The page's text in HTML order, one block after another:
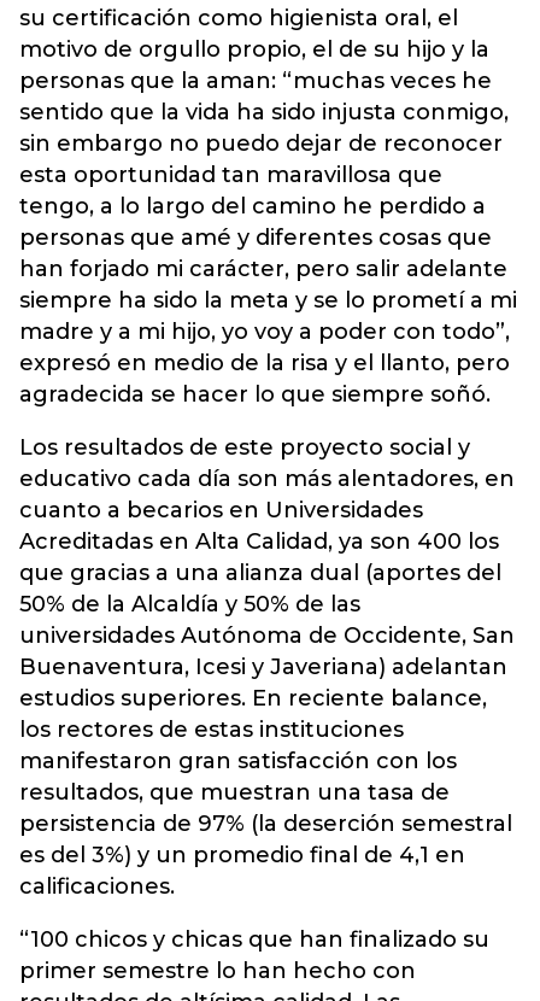
su certificación como higienista oral, el
motivo de orgullo propio, el de su hijo y la
personas que la aman: “muchas veces he
sentido que la vida ha sido injusta conmigo,
sin embargo no puedo dejar de reconocer
esta oportunidad tan maravillosa que
tengo, a lo largo del camino he perdido a
personas que amé y diferentes cosas que
han forjado mi carácter, pero salir adelante
siempre ha sido la meta y se lo prometí a mi
madre y a mi hijo, yo voy a poder con todo”,
expresó en medio de la risa y el llanto, pero
agradecida se hacer lo que siempre soñó.
Los resultados de este proyecto social y
educativo cada día son más alentadores, en
cuanto a becarios en Universidades
Acreditadas en Alta Calidad, ya son 400 los
que gracias a una alianza dual (aportes del
50% de la Alcaldía y 50% de las
universidades Autónoma de Occidente, San
Buenaventura, Icesi y Javeriana) adelantan
estudios superiores. En reciente balance,
los rectores de estas instituciones
manifestaron gran satisfacción con los
resultados, que muestran una tasa de
persistencia de 97% (la deserción semestral
es del 3%) y un promedio final de 4,1 en
calificaciones.
“100 chicos y chicas que han finalizado su
primer semestre lo han hecho con